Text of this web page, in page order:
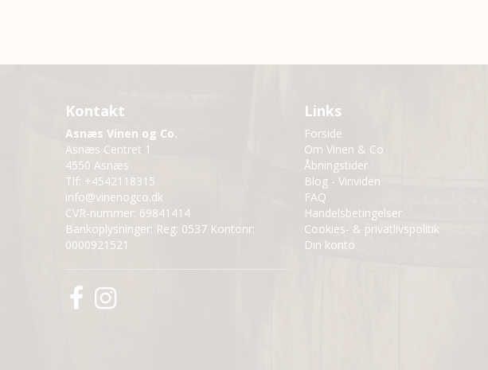
Kontakt
Asnæs Vinen og Co.
Asnæs Centret 1
4550 Asnæs
Tlf: +4542118315
info@vinenogco.dk
CVR-nummer: 69841414
Bankoplysninger: Reg: 0537 Kontonr:
0000921521
Links
Forside
Om Vinen & Co
Åbningstider
Blog - Vinviden
FAQ
Handelsbetingelser
Cookies- & privatlivspolitik
Din konto